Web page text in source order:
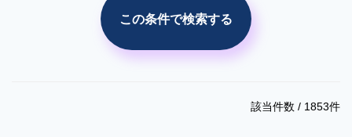
市場調査・分析 競合調査・分析
この条件で検索する
該当件数 / 1853件